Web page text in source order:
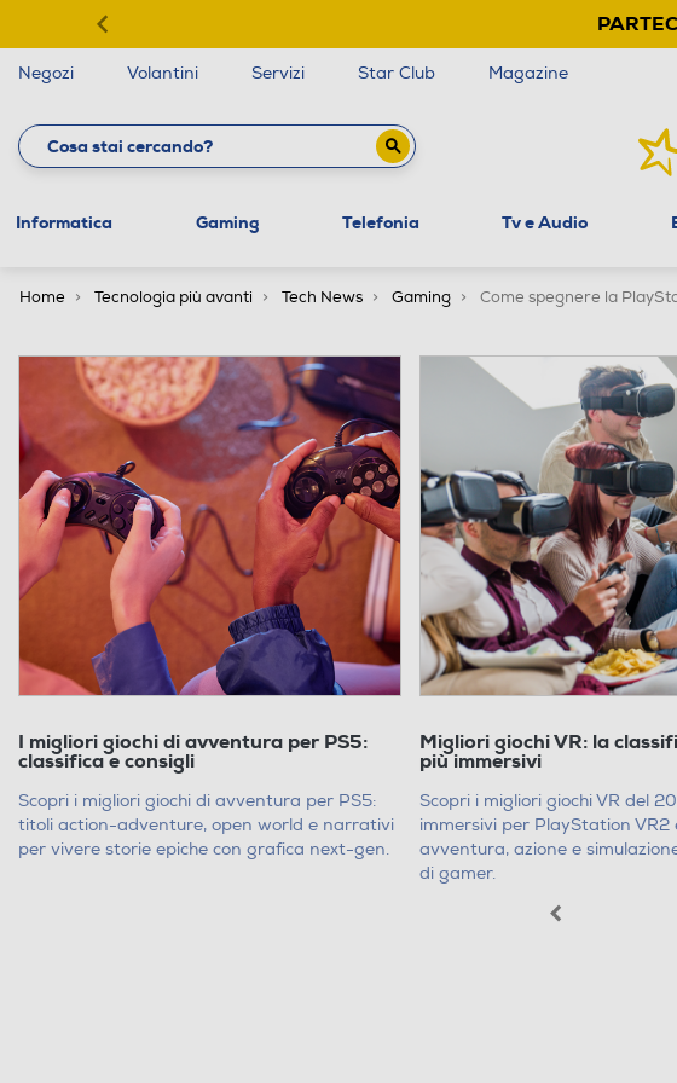
Negozi Volantini Servizi Star Club Magazine
Informatica Gaming Telefonia Tv e Audio
Home Tecnologia più avanti Tech News Gaming Come spegnere la
I migliori giochi di avventura per PS5:
classifica e consigli
Scopri i migliori giochi di avventura per PS5:
titoli action-adventure, open world e narrativi
per vivere storie epiche con grafica next-gen.
Migliori giochi VR: la
più immersivi
Scopri i migliori giochi VR del
immersivi per PlayStation VR2
avventura, azione e
di gamer.